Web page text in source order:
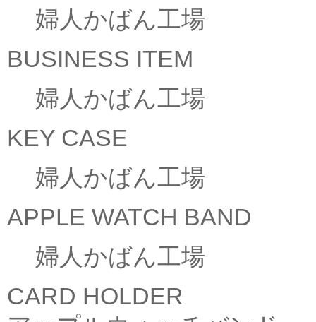
婦人かばん工場
BUSINESS ITEM
婦人かばん工場
KEY CASE
婦人かばん工場
APPLE WATCH BAND
婦人かばん工場
CARD HOLDER